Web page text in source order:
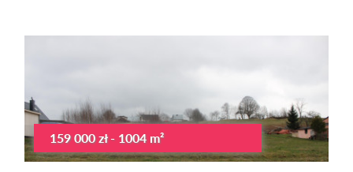
159 000 zł - 1004 m²